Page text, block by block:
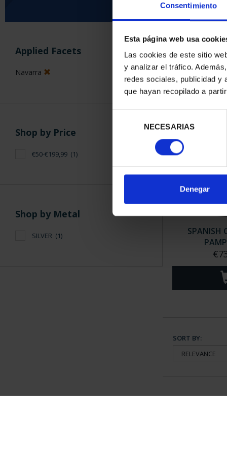
Consentimiento
Esta página web usa
Las cookies de este sitio
y analizar el tráfico.
redes sociales, publicidad y
que hayan recopilado a
consentimiento
NECESARIAS
Denegar
Applied Facets
Navarra
Shop by Price
€50-€199,99 (1)
Shop by Metal
SILVER (1)
SORT BY:
1 Products found
SPANISH
SORT BY: